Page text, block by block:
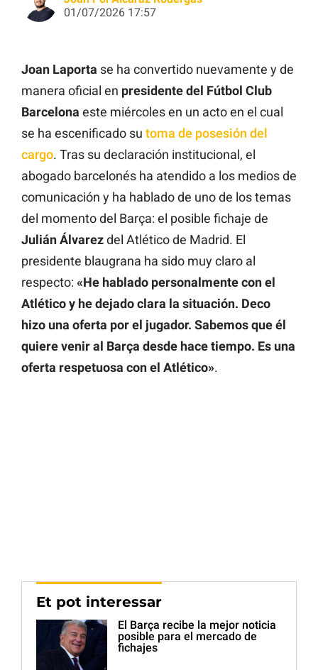
01/07/2026 17:57
Joan Laporta se ha convertido nuevamente y de
manera oficial en presidente del Fútbol Club
Barcelona este miércoles en un acto en el cual
se ha escenificado su toma de posesión del
cargo. Tras su declaración institucional, el
abogado barcelonés ha atendido a los medios de
comunicación y ha hablado de uno de los temas
del momento del Barça: el posible fichaje de
Julián Álvarezdel Atlético de Madrid. El
presidente blaugrana ha sido muy claro al
respecto: «He hablado personalmente con el
Atlético y he dejado clara la situación. Deco
hizo una oferta por el jugador. Sabemos que él
quiere venir al Barça desde hace tiempo. Es una
oferta respetuosa con el Atlético».
Et pot interessar
El Barça recibe la mejor noticia
posible para el mercado de
fichajes